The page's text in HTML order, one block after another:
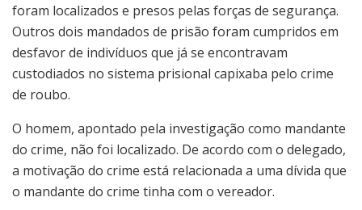
foram localizados e presos pelas forças de segurança.
Outros dois mandados de prisão foram cumpridos em
desfavor de indivíduos que já se encontravam
custodiados no sistema prisional capixaba pelo crime
de roubo.
O homem, apontado pela investigação como mandante
do crime, não foi localizado. De acordo com o delegado,
a motivação do crime está relacionada a uma dívida que
o mandante do crime tinha com o vereador.